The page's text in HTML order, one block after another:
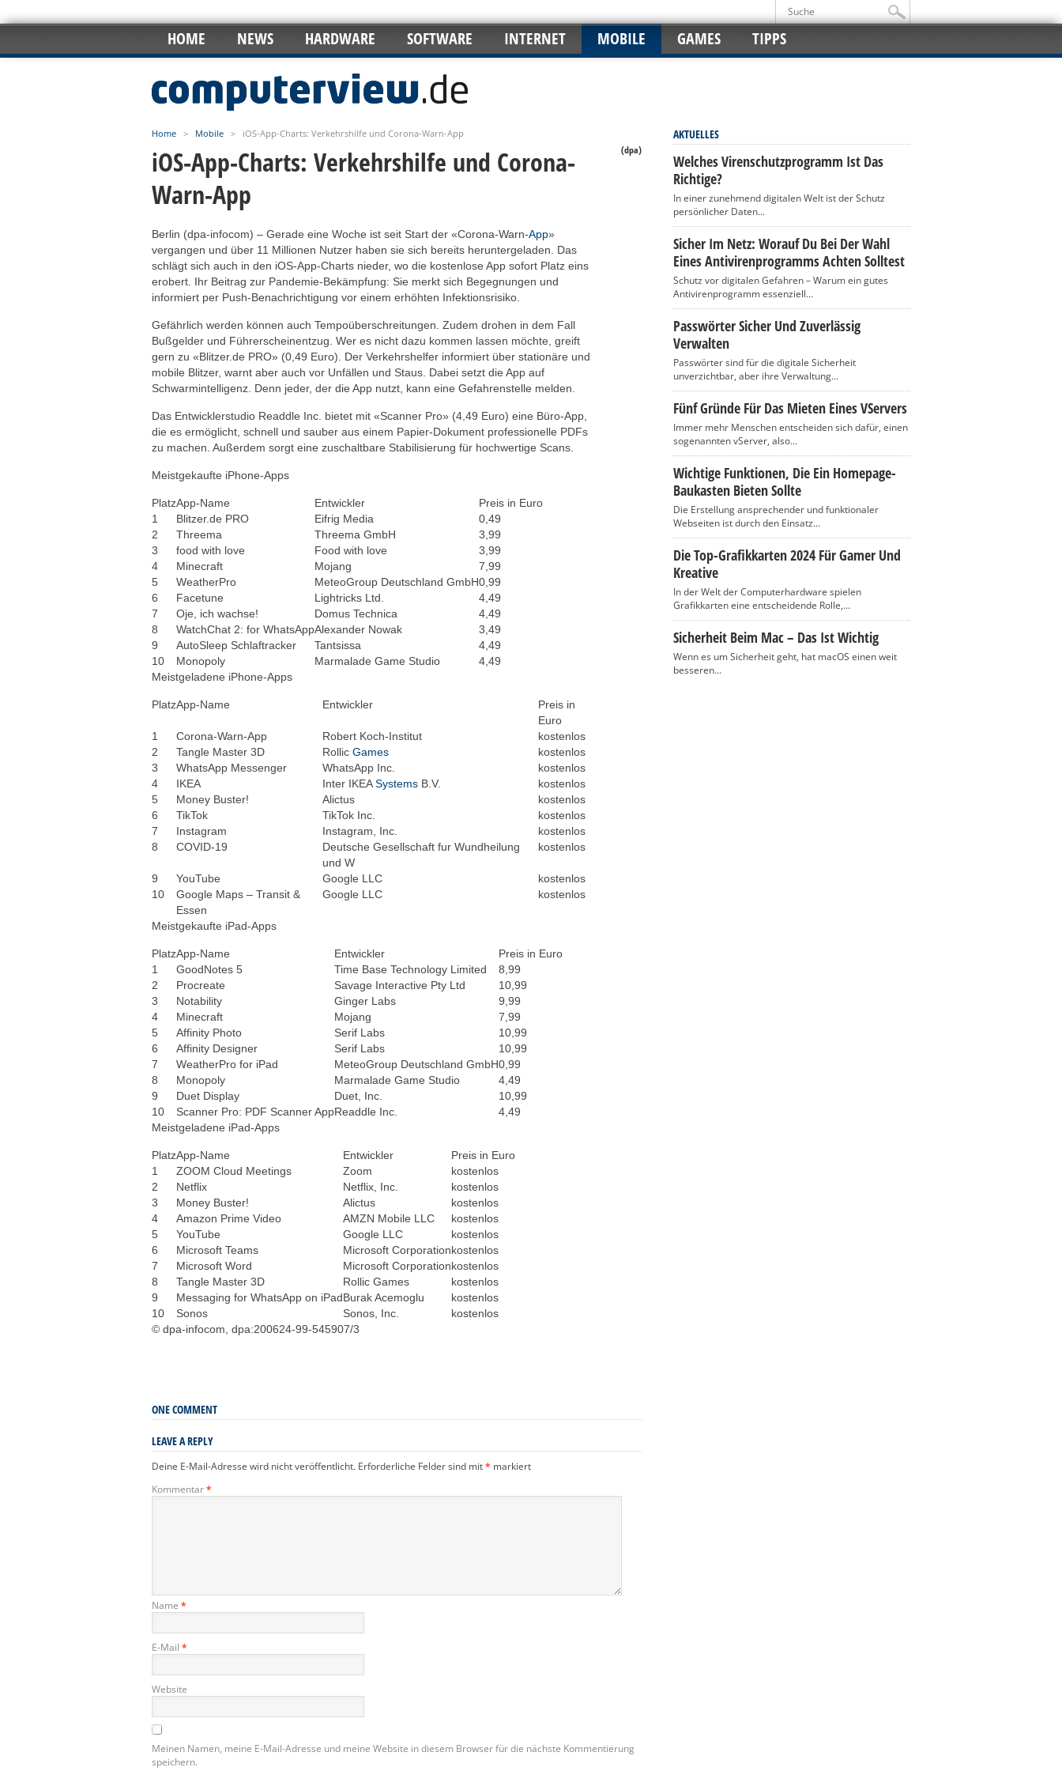
HOME NEWS HARDWARE SOFTWARE INTERNET MOBILE GAMES TIPPS
Home > Mobile > iOS-App-Charts: Verkehrshilfe und Corona-Warn-App
iOS-App-Charts: Verkehrshilfe und Corona-
Warn-App
(dpa)
Berlin (dpa-infocom) – Gerade eine Woche ist seit Start der «Corona-Warn-App»
vergangen und über 11 Millionen Nutzer haben sie sich bereits heruntergeladen. Das
schlägt sich auch in den iOS-App-Charts nieder, wo die kostenlose App sofort Platz eins
erobert. Ihr Beitrag zur Pandemie-Bekämpfung: Sie merkt sich Begegnungen und
informiert per Push-Benachrichtigung vor einem erhöhten Infektionsrisiko.
Gefährlich werden können auch Tempoüberschreitungen. Zudem drohen in dem Fall
Bußgelder und Führerscheinentzug. Wer es nicht dazu kommen lassen möchte, greift
gern zu «Blitzer.de PRO» (0,49 Euro). Der Verkehrshelfer informiert über stationäre und
mobile Blitzer, warnt aber auch vor Unfällen und Staus. Dabei setzt die App auf
Schwarmintelligenz. Denn jeder, der die App nutzt, kann eine Gefahrenstelle melden.
Das Entwicklerstudio Readdle Inc. bietet mit «Scanner Pro» (4,49 Euro) eine Büro-App,
die es ermöglicht, schnell und sauber aus einem Papier-Dokument professionelle PDFs
zu machen. Außerdem sorgt eine zuschaltbare Stabilisierung für hochwertige Scans.
Meistgekaufte iPhone-Apps
PlatzApp-Name Entwickler
Preis in Euro
1
Blitzer.de PRO Eifrig Media
0,49
2
Threema Threema GmbH
3,99
3
food with love Food with love
3,99
4
Minecraft Mojang
7,99
5
WeatherPro MeteoGroup Deutschland GmbH0,99
6
Facetune Lightricks Ltd.
4,49
7
Oje, ich wachse! Domus Technica
4,49
8
WatchChat 2: for WhatsAppAlexander Nowak
3,49
9
AutoSleep Schlaftracker Tantsissa
4,49
10
Monopoly Marmalade Game Studio
4,49
Meistgeladene iPhone-Apps
PlatzApp-Name Entwickler
Preis in
Euro
1
Corona-Warn-App Robert Koch-Institut
kostenlos
2
Tangle Master 3D Rollic Games
kostenlos
3
WhatsApp Messenger WhatsApp Inc.
kostenlos
4
IKEA Inter IKEASystems B.V.
kostenlos
5
Money Buster! Alictus
kostenlos
6
TikTok TikTok Inc.
kostenlos
7
Instagram Instagram, Inc.
kostenlos
8
COVID-19
Deutsche Gesellschaft fur Wundheilung
und W
kostenlos
9 YouTube Google LLC
kostenlos
10
Google Maps – Transit &
Essen
Google LLC kostenlos
Meistgekaufte iPad-Apps
PlatzApp-Name Entwickler
Preis in Euro
1
GoodNotes 5 Time Base Technology Limited
8,99
2
Procreate Savage Interactive Pty Ltd
10,99
3
Notability Ginger Labs
9,99
4
Minecraft Mojang
7,99
5
Affinity Photo Serif Labs
10,99
6
Affinity Designer Serif Labs
10,99
7
WeatherPro for iPad MeteoGroup Deutschland GmbH0,99
8
Monopoly Marmalade Game Studio
4,49
9
Duet Display Duet, Inc.
10,99
10
Scanner Pro: PDF Scanner AppReaddle Inc.
4,49
Meistgeladene iPad-Apps
PlatzApp-Name Entwickler
Preis in Euro
1
ZOOM Cloud Meetings Zoom
kostenlos
2
Netflix Netflix, Inc.
kostenlos
3
Money Buster! Alictus
kostenlos
4
Amazon Prime Video AMZN Mobile LLC
kostenlos
5
YouTube Google LLC
kostenlos
6
Microsoft Teams Microsoft Corporationkostenlos
7
Microsoft Word Microsoft Corporationkostenlos
8
Tangle Master 3D Rollic Games
kostenlos
9
Messaging for WhatsApp on iPadBurak Acemoglu
kostenlos
10
Sonos Sonos, Inc.
kostenlos
© dpa-infocom, dpa:200624-99-545907/3
ONE COMMENT
LEAVE A REPLY
Deine E-Mail-Adresse wird nicht veröffentlicht. Erforderliche Felder sind mit* markiert
Kommentar*
Name *
E-Mail *
Website
Meinen Namen, meine E-Mail-Adresse und meine Website in diesem Browser für die nächste Kommentierung
speichern.
AKTUELLES
Welches Virenschutzprogramm Ist Das
Richtige?
In einer zunehmend digitalen Welt ist der Schutz
persönlicher Daten...
Sicher Im Netz: Worauf Du Bei Der Wahl
Eines Antivirenprogramms Achten Solltest
Schutz vor digitalen Gefahren – Warum ein gutes
Antivirenprogramm essenziell...
Passwörter Sicher Und Zuverlässig
Verwalten
Passwörter sind für die digitale Sicherheit
unverzichtbar, aber ihre Verwaltung...
Fünf Gründe Für Das Mieten Eines VServers
Immer mehr Menschen entscheiden sich dafür, einen
sogenannten vServer, also...
Wichtige Funktionen, Die Ein Homepage-
Baukasten Bieten Sollte
Die Erstellung ansprechender und funktionaler
Webseiten ist durch den Einsatz...
Die Top-Grafikkarten 2024 Für Gamer Und
Kreative
In der Welt der Computerhardware spielen
Grafikkarten eine entscheidende Rolle,...
Sicherheit Beim Mac – Das Ist Wichtig
Wenn es um Sicherheit geht, hat macOS einen weit
besseren...